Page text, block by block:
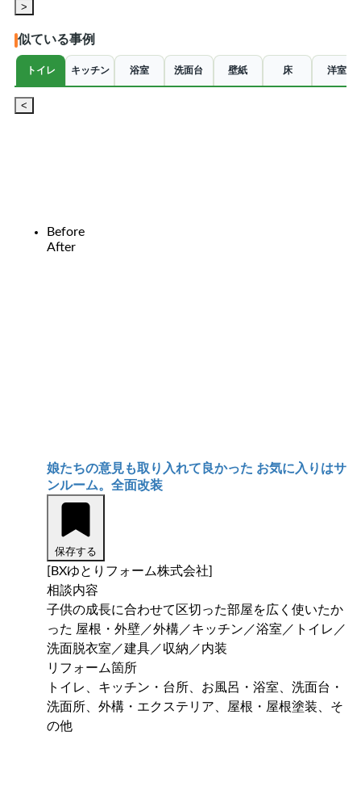
>
似ている事例
トイレ キッチン 浴室 洗面台 壁紙 床 洋室
<
Before
After
娘たちの意見も取り入れて良かった お気に入りはサ
ンルーム。全面改装
保存する
[BXゆとりフォーム株式会社]
相談内容
子供の成長に合わせて区切った部屋を広く使いたか
った 屋根・外壁／外構／キッチン／浴室／トイレ／
洗面脱衣室／建具／収納／内装
リフォーム箇所
トイレ、キッチン・台所、お風呂・浴室、洗面台・
洗面所、外構・エクステリア、屋根・屋根塗装、そ
の他